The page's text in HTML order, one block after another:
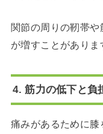
関節の周りの靭帯
が増すことがありま
4. 筋力の低下と負
痛みがあるために